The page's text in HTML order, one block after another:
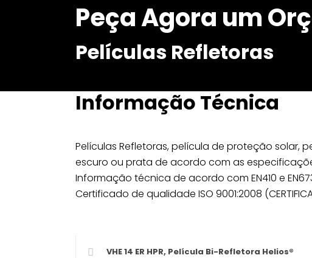
Peça Agora um
Películas Refletoras
Informação Técnica
Películas Refletoras, película de proteção solar,
escuro ou prata de acordo com as
Informação técnica de acordo com EN410 e
Certificado de qualidade ISO 9001:2008
VHE 14 ER HPR, Película Bi-Refletora Helios®